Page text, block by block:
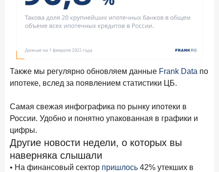
Также мы регулярно обновляем данные Frank Data по
ипотеке, вслед за появлением статистики ЦБ.
Самая свежая инфографика по рынку ипотеки в
России. Удобно и понятно упакованная в графики и
цифры.
Другие новости недели, о которых вы
наверняка слышали
• На финансовый сектор пришлось 42% утекших в